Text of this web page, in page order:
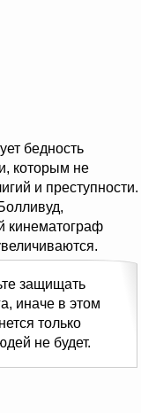
бедность
которым не
и преступности.
кинематограф
защищать
иначе в этом
только
не будет.